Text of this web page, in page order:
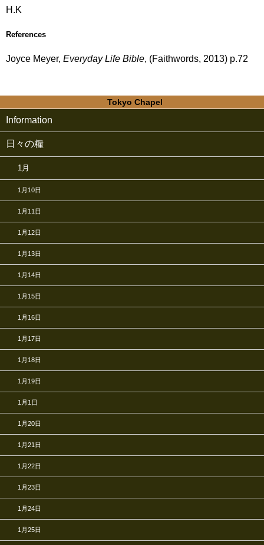
H.K
References
Joyce Meyer, Everyday Life Bible, (Faithwords, 2013) p.72
Tokyo Chapel
Information
日々の糧
1月
1月10日
1月11日
1月12日
1月13日
1月14日
1月15日
1月16日
1月17日
1月18日
1月19日
1月1日
1月20日
1月21日
1月22日
1月23日
1月24日
1月25日